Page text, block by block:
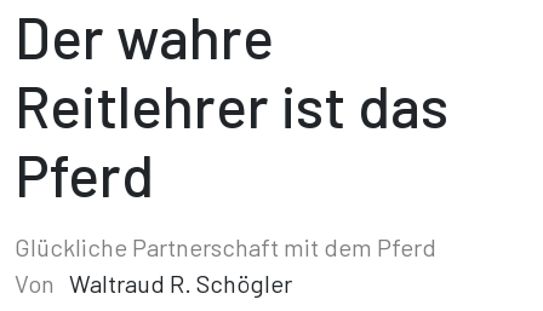
Der wahre
Reitlehrer ist das
Pferd
Glückliche Partnerschaft mit dem Pferd
Von Waltraud R. Schögler